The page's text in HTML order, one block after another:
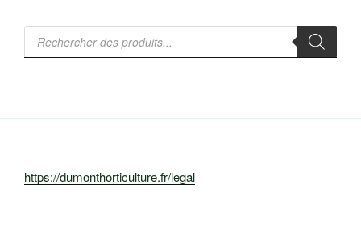
Recherche
produits
https://dumonthorticulture.fr/legal